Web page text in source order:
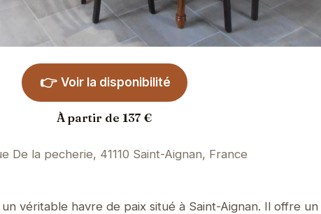
👉 Voir la disponibilité
À partir de 137 €
De la pecherie, 41110 Saint-Aignan, France
un véritable havre de paix situé à Saint-Aignan. Il offre